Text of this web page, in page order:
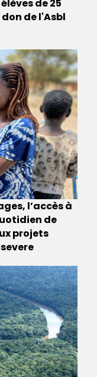
de 25
don de l'Asbl
l’accès à
de
projets